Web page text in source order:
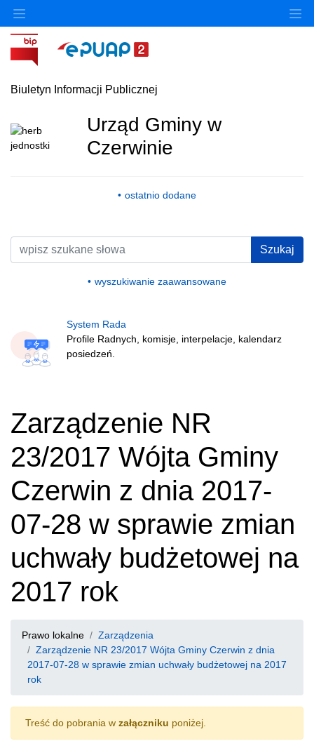
Biuletyn Informacji Publicznej
Urząd Gminy w
Czerwinie
ostatnio dodane
Wyszukiwarka Szukaj
wyszukiwanie zaawansowane
System Rada
Profile Radnych, komisje, interpelacje, kalendarz
posiedzeń.
Zarządzenie NR
23/2017 Wójta Gminy
Czerwin z dnia 2017-
07-28 w sprawie zmian
uchwały budżetowej na
2017 rok
Prawo lokalne
Zarządzenia
Zarządzenie NR 23/2017 Wójta Gminy Czerwin z dnia
2017-07-28 w sprawie zmian uchwały budżetowej na 2017
rok
Treść do pobrania w załączniku poniżej.